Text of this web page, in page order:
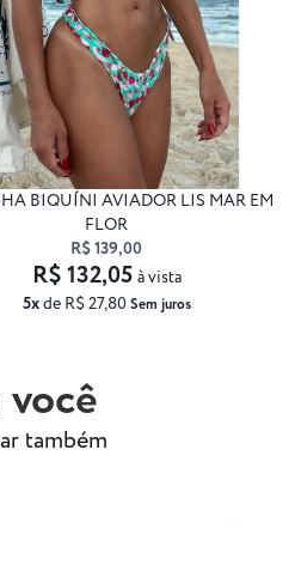
BIQUÍNI AVIADOR LIS MAR EM
FLOR
R$ 139,00
5xde R$ 27,80 Sem juros
R$ 132,05 à vista
também